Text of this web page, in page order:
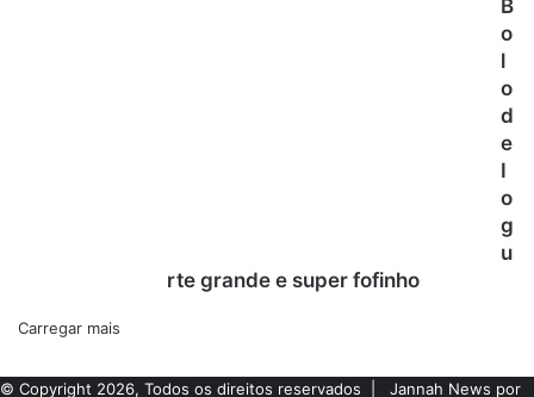
B
o
l
o
d
e
I
o
g
u
rte grande e super fofinho
Carregar mais
© Copyright 2026, Todos os direitos reservados | Jannah News por